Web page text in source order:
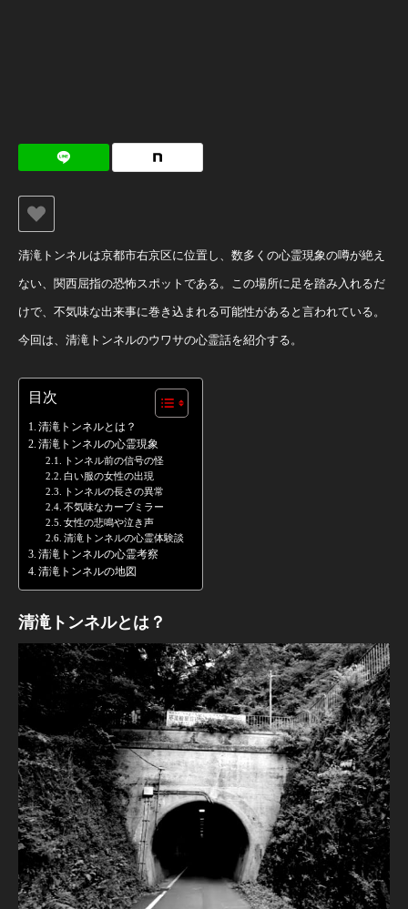
清滝トンネルは京都市右京区に位置し、数多くの心霊現象の噂が絶え
ない、関西屈指の恐怖スポットである。この場所に足を踏み入れるだ
けで、不気味な出来事に巻き込まれる可能性があると言われている。
今回は、清滝トンネルのウワサの心霊話を紹介する。
目次
清滝トンネルとは？
清滝トンネルの心霊現象
トンネル前の信号の怪
白い服の女性の出現
トンネルの長さの異常
不気味なカーブミラー
女性の悲鳴や泣き声
清滝トンネルの心霊体験談
清滝トンネルの心霊考察
清滝トンネルの地図
清滝トンネルとは？